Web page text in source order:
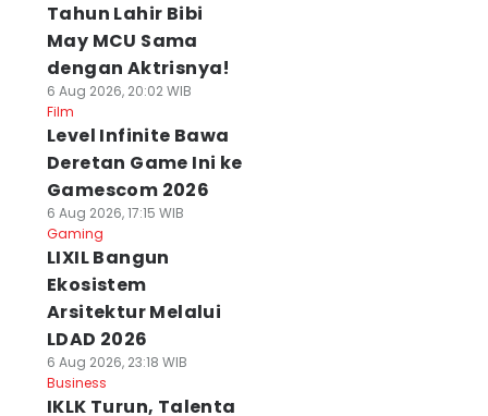
Tahun Lahir Bibi
May MCU Sama
dengan Aktrisnya!
6 Aug 2026, 20:02 WIB
Film
Level Infinite Bawa
Deretan Game Ini ke
Gamescom 2026
6 Aug 2026, 17:15 WIB
Gaming
LIXIL Bangun
Ekosistem
Arsitektur Melalui
LDAD 2026
6 Aug 2026, 23:18 WIB
Business
IKLK Turun, Talenta